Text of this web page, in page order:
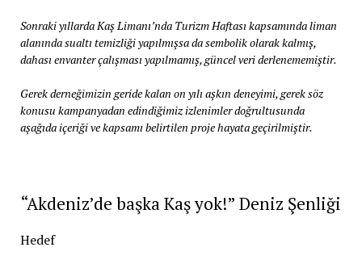
Sonraki yıllarda Kaş Limanı’nda Turizm Haftası kapsamında liman
alanında sualtı temizliği yapılmışsa da sembolik olarak kalmış,
dahası envanter çalışması yapılmamış, güncel veri derlenememiştir.
Gerek derneğimizin geride kalan on yılı aşkın deneyimi, gerek söz
konusu kampanyadan edindiğimiz izlenimler doğrultusunda
aşağıda içeriği ve kapsamı belirtilen proje hayata geçirilmiştir.
“Akdeniz’de başka Kaş yok!” Deniz Şenliği
Hedef